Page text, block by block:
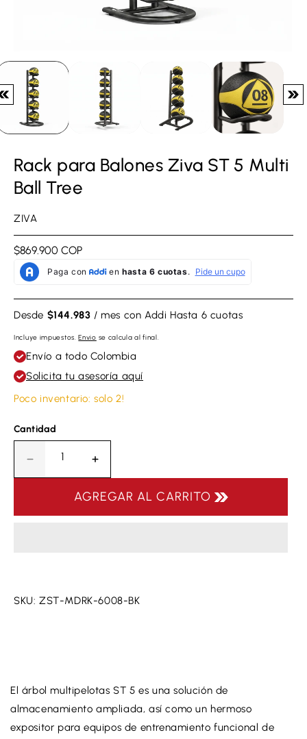
Rack para Balones Ziva ST 5 Multi
Ball Tree
ZIVA
Precio
regular
$869.900 COP
Desde $144.983 / mes con Addi Hasta 6 cuotas
Incluye impuestos.Envio se calcula al final.
Envío a todo Colombia
Solicita tu asesoría aquí
Poco inventario: solo 2!
Cantidad
cantidad
Multi
Ball
Aumentar
la
cantidad
5
Multi
AGREGAR AL CARRITO
SKU: ZST-MDRK-6008-BK
El árbol multipelotas ST 5 es una solución de
almacenamiento ampliada, así como un hermoso
expositor para equipos de entrenamiento funcional de
Tu carrito está vacío